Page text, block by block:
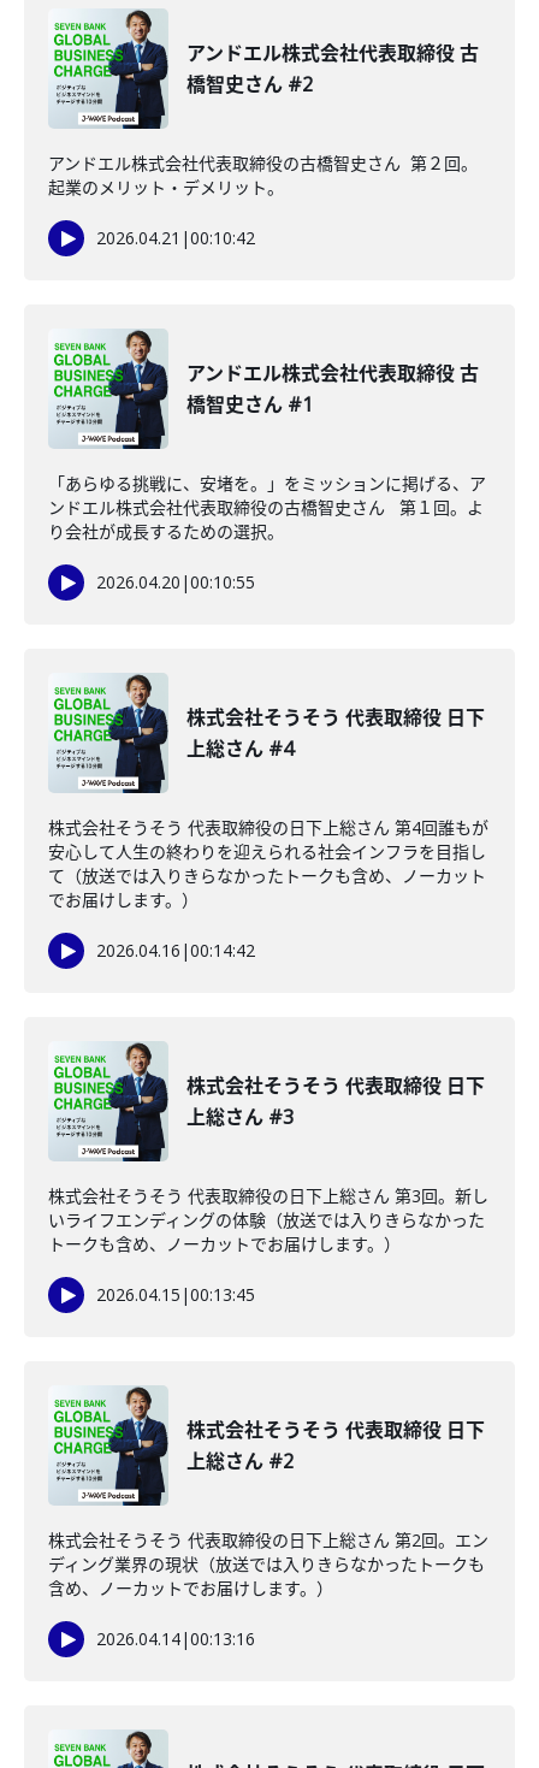
アンドエル株式会社代表取締役 古
橋智史さん #2
アンドエル株式会社代表取締役の古橋智史さん 第２回。
起業のメリット・デメリット。
2026.04.21 |00:10:42
アンドエル株式会社代表取締役 古
橋智史さん #1
「あらゆる挑戦に、安堵を。」をミッションに掲げる、ア
ンドエル株式会社代表取締役の古橋智史さん 第１回。よ
り会社が成長するための選択。
2026.04.20 |00:10:55
株式会社そうそう 代表取締役 日下
上総さん #4
株式会社そうそう 代表取締役の日下上総さん 第4回誰もが
安心して人生の終わりを迎えられる社会インフラを目指し
て（放送では入りきらなかったトークも含め、ノーカット
でお届けします。）
2026.04.16 |00:14:42
株式会社そうそう 代表取締役 日下
上総さん #3
株式会社そうそう 代表取締役の日下上総さん 第3回。新し
いライフエンディングの体験（放送では入りきらなかった
トークも含め、ノーカットでお届けします。）
2026.04.15 |00:13:45
株式会社そうそう 代表取締役 日下
上総さん #2
株式会社そうそう 代表取締役の日下上総さん 第2回。エン
ディング業界の現状（放送では入りきらなかったトークも
含め、ノーカットでお届けします。）
2026.04.14|00:13:16